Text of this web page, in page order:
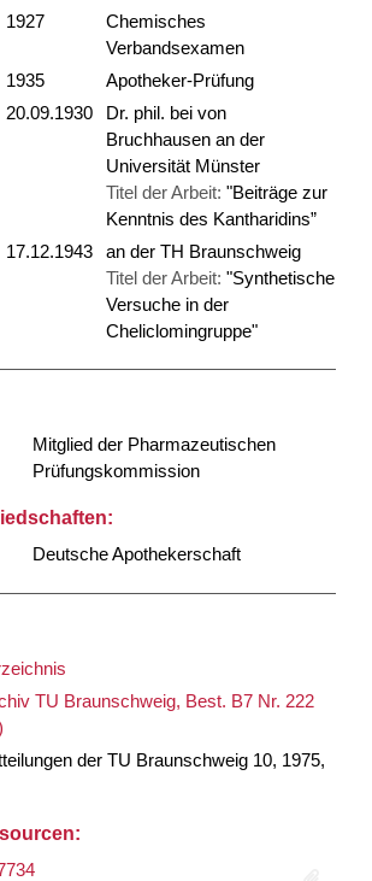
1927
Chemisches
Verbandsexamen
1935
Apotheker-Prüfung
20.09.1930
Dr. phil. bei von
Bruchhausen an der
Universität Münster
Titel der Arbeit: "Beiträge zur
Kenntnis des Kantharidins”
17.12.1943
an der TH Braunschweig
Titel der Arbeit: "Synthetische
Versuche in der
Cheliclomingruppe"
Mitglied der Pharmazeutischen
Prüfungskommission
Deutsche Apothekerschaft
TU Braunschweig, Best. B7 Nr. 222
der TU Braunschweig 10, 1975,